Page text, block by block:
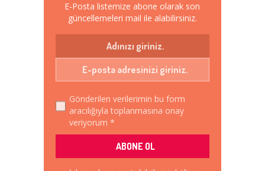
E-Posta listemize abone olarak son
güncellemeleri mail ile alabilirsiniz.
Gönderilen verilerimin bu form
aracılığıyla toplanmasına onay
veriyorum *